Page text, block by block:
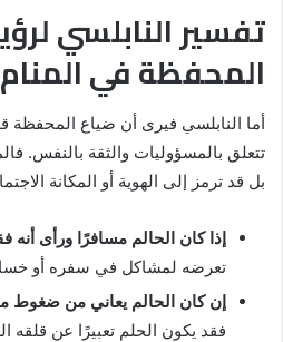
تفسير النابلسي
المحفظة في المنام
أما النابلسي فيرى أن ضياع المحفظة
تتعلق بالمسؤوليات والثقة بالنفس.
بل قد ترمز إلى الهوية أو المكانة
إذا كان الحالم مسافرًا ورأى أنه
تعرضه لمشاكل في سفره أو
إن كان الحالم يعاني من ضغوط
فقد يكون الحلم تعبيرًا عن قلقه